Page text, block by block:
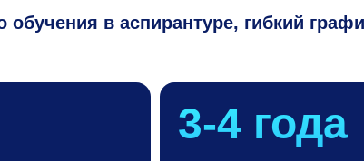
в аспирантуре, гибкий
3-4 года